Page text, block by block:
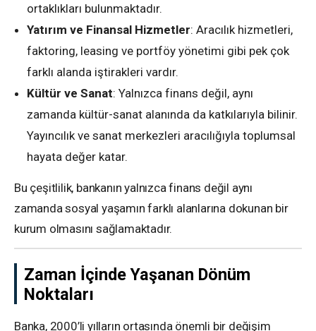
ortaklıkları bulunmaktadır.
Yatırım ve Finansal Hizmetler: Aracılık hizmetleri,
faktoring, leasing ve portföy yönetimi gibi pek çok
farklı alanda iştirakleri vardır.
Kültür ve Sanat: Yalnızca finans değil, aynı
zamanda kültür-sanat alanında da katkılarıyla bilinir.
Yayıncılık ve sanat merkezleri aracılığıyla toplumsal
hayata değer katar.
Bu çeşitlilik, bankanın yalnızca finans değil aynı
zamanda sosyal yaşamın farklı alanlarına dokunan bir
kurum olmasını sağlamaktadır.
Zaman İçinde Yaşanan Dönüm
Noktaları
Banka, 2000’li yılların ortasında önemli bir değişim